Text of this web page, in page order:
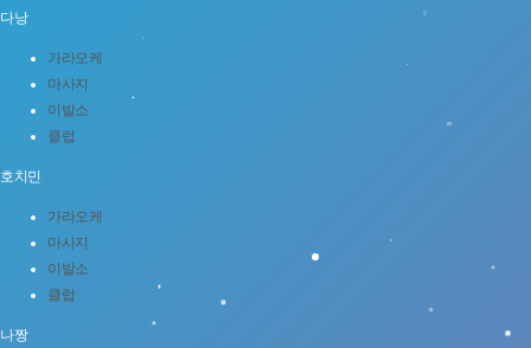
다낭
가라오케
마사지
이발소
클럽
호치민
가라오케
마사지
이발소
클럽
나짱